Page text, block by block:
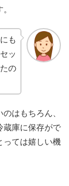
も
ッ
の
はもちろん、
蔵庫に保存がで
っては嬉しい機